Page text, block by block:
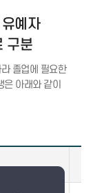
예자
구분
졸업에 필요한
아래와 같이